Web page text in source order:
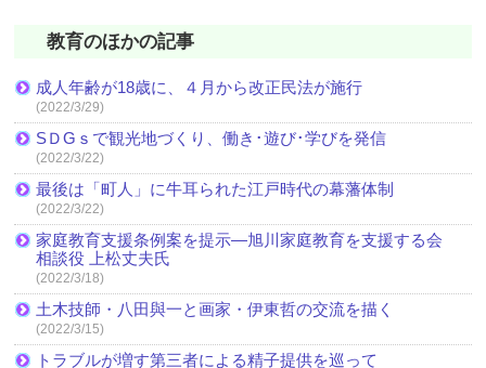
教育のほかの記事
成人年齢が18歳に、４月から改正民法が施行
(2022/3/29)
SＤGｓで観光地づくり、働き･遊び･学びを発信
(2022/3/22)
最後は「町人」に牛耳られた江戸時代の幕藩体制
(2022/3/22)
家庭教育支援条例案を提示―旭川家庭教育を支援する会
相談役 上松丈夫氏
(2022/3/18)
土木技師・八田與一と画家・伊東哲の交流を描く
(2022/3/15)
トラブルが増す第三者による精子提供を巡って